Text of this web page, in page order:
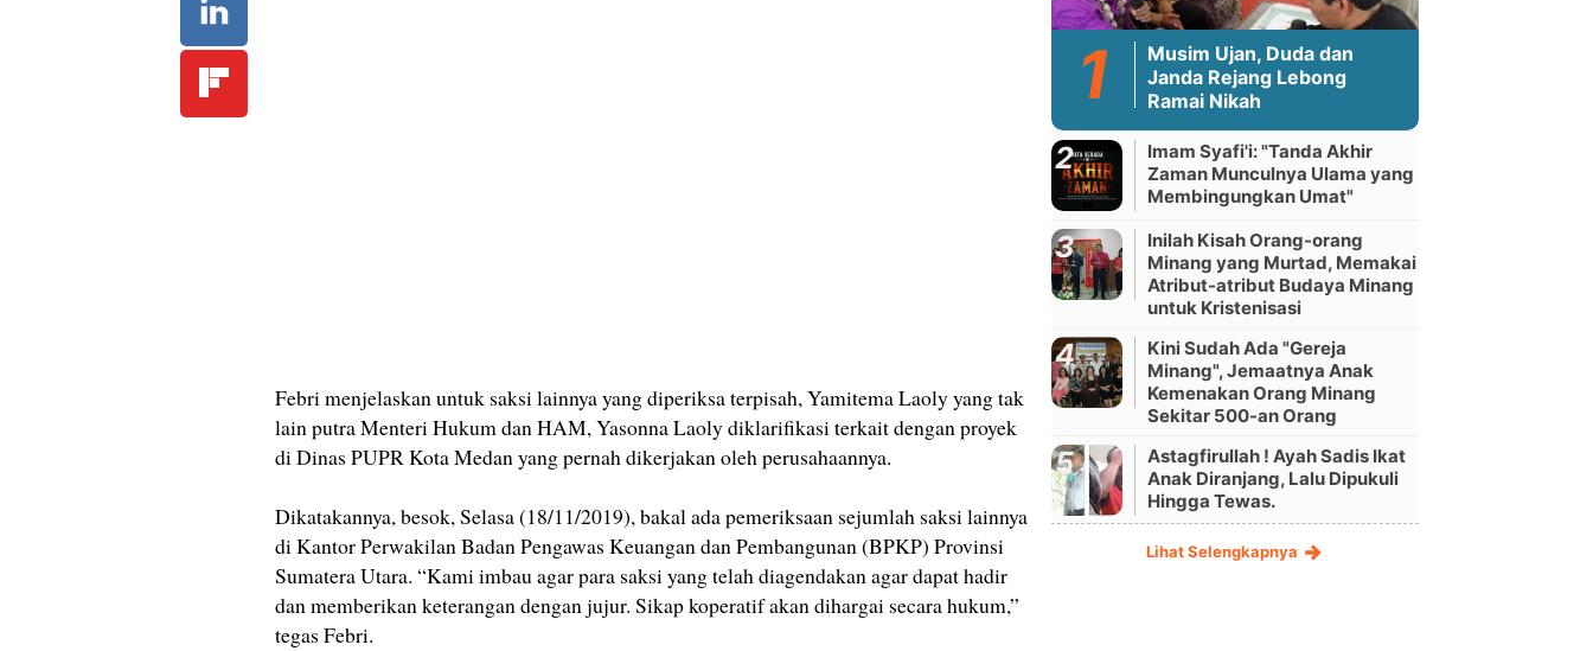
Febri menjelaskan untuk saksi lainnya yang diperiksa terpisah, Yamitema Laoly yang tak
lain putra Menteri Hukum dan HAM, Yasonna Laoly diklarifikasi terkait dengan proyek
di Dinas PUPR Kota Medan yang pernah dikerjakan oleh perusahaannya.
Dikatakannya, besok, Selasa (18/11/2019), bakal ada pemeriksaan sejumlah saksi lainnya
di Kantor Perwakilan Badan Pengawas Keuangan dan Pembangunan (BPKP) Provinsi
Sumatera Utara. “Kami imbau agar para saksi yang telah diagendakan agar dapat hadir
dan memberikan keterangan dengan jujur. Sikap koperatif akan dihargai secara hukum,”
tegas Febri.
Musim Ujan, Duda dan
Janda Rejang Lebong
Ramai Nikah
Imam Syafi'i: "Tanda Akhir
Zaman Munculnya Ulama yang
Membingungkan Umat"
Inilah Kisah Orang-orang
Minang yang Murtad, Memakai
Atribut-atribut Budaya Minang
untuk Kristenisasi
Kini Sudah Ada "Gereja
Minang", Jemaatnya Anak
Kemenakan Orang Minang
Sekitar 500-an Orang
Astagfirullah ! Ayah Sadis Ikat
Anak Diranjang, Lalu Dipukuli
Hingga Tewas.
Lihat Selengkapnya